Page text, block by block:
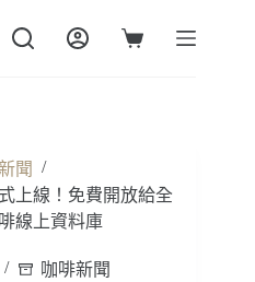
購
聞 /
上線！免費開放給全
線上資料庫
咖啡新聞